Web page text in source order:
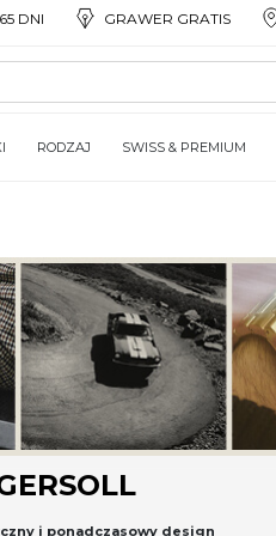
DNI GRAWER GRATIS
RODZAJ SWISS & PREMIUM
i ponadczasowy design